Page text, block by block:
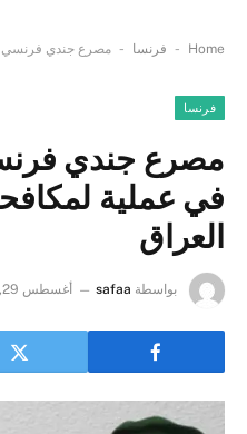
Home
- فرنسا - مصرع جندي فرنسي
فرنسا
مصرع جندي
في عملية
العراق
بواسطة safaa أغسطس 29, 2023